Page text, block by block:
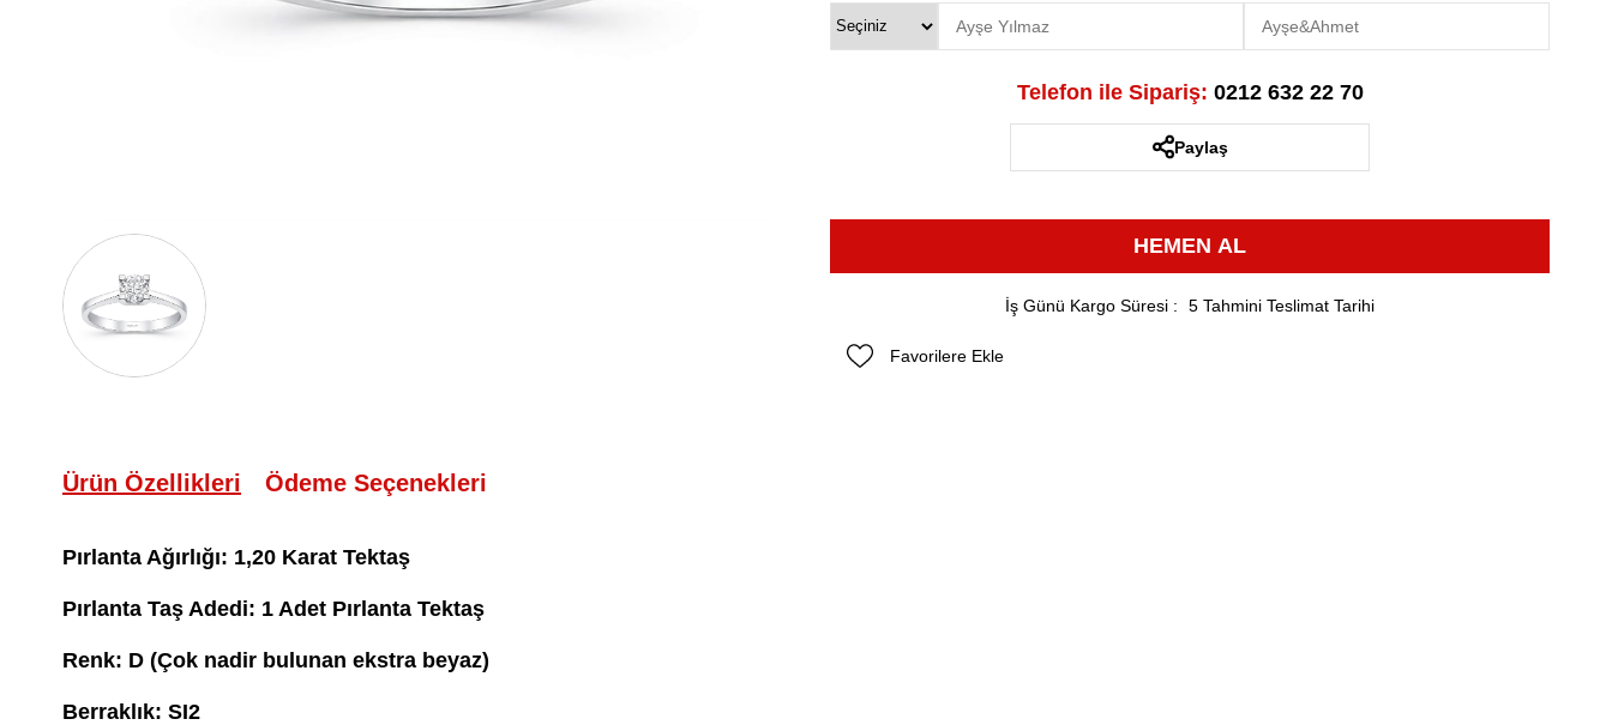
Ürün Özellikleri Ödeme Seçenekleri
Pırlanta Ağırlığı: 1,20 Karat Tektaş
Pırlanta Taş Adedi: 1 Adet Pırlanta Tektaş
Renk: D (Çok nadir bulunan ekstra beyaz)
Berraklık: SI2
Telefon ile Sipariş: 0212 632 22 70
Paylaş
İş Günü Kargo Süresi : 5 Tahmini Teslimat Tarihi
Favorilere Ekle